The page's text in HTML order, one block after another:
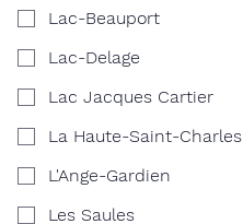
Lac-Beauport
Lac-Delage
Lac Jacques Cartier
La Haute-Saint-Charles
L'Ange-Gardien
Les Saules